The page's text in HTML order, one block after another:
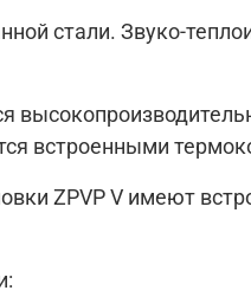
стали. Звуко-
встроенными
ZPVP V имеют